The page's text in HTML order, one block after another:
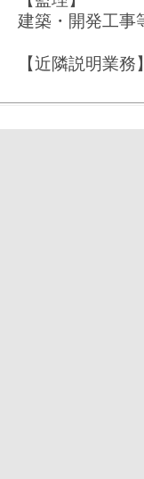
開発工事等
説明業務